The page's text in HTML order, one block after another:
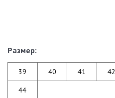
Размер:
39 40 41 42
44